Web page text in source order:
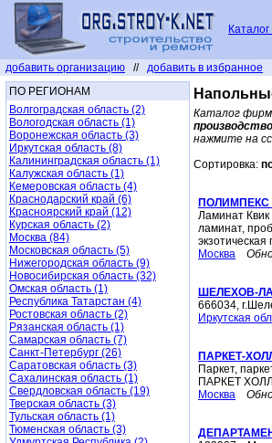
добавить организацию // добавить в избранное
ПО РЕГИОНАМ
Волгоградская область (2)
Вологодская область (1)
Воронежская область (3)
Иркутская область (8)
Калининградская область (1)
Калужская область (1)
Кемеровская область (4)
Краснодарский край (6)
Красноярский край (12)
Курская область (2)
Москва (84)
Московская область (5)
Нижегородская область (9)
Новосибирская область (32)
Омская область (1)
Республика Татарстан (4)
Ростовская область (2)
Рязанская область (1)
Самарская область (7)
Санкт-Петербург (26)
Саратовская область (3)
Сахалинская область (1)
Свердловская область (19)
Тверская область (3)
Тульская область (1)
Тюменская область (3)
Каталог
нажмите на
Сортировка:
ПОЛИМПЕКС
Ламинат Квик
ламинат,
Москва
ШЕЛЕХОВ-
666034,
Иркутская
ПАРКЕТ-
Паркет,
ПАРКЕТ ХОЛЛ
Москва